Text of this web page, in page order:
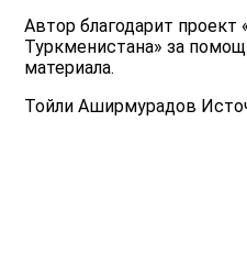
Автор благодарит
Туркменистана» за
материала.
Тойли Аширмурадов